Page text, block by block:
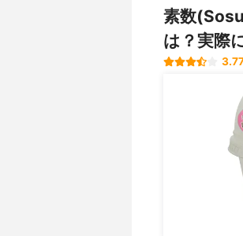
素数
は？実際